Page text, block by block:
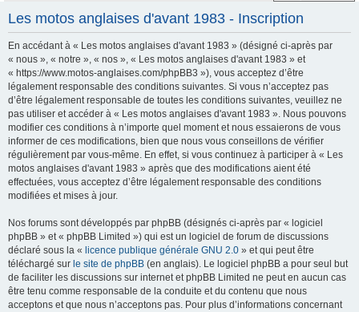
Les motos anglaises d'avant 1983 - Inscription
En accédant à « Les motos anglaises d'avant 1983 » (désigné ci-après par
« nous », « notre », « nos », « Les motos anglaises d'avant 1983 » et
« https://www.motos-anglaises.com/phpBB3 »), vous acceptez d’être
légalement responsable des conditions suivantes. Si vous n’acceptez pas
d’être légalement responsable de toutes les conditions suivantes, veuillez ne
pas utiliser et accéder à « Les motos anglaises d'avant 1983 ». Nous pouvons
modifier ces conditions à n’importe quel moment et nous essaierons de vous
informer de ces modifications, bien que nous vous conseillons de vérifier
régulièrement par vous-même. En effet, si vous continuez à participer à « Les
motos anglaises d'avant 1983 » après que des modifications aient été
effectuées, vous acceptez d’être légalement responsable des conditions
modifiées et mises à jour.
Nos forums sont développés par phpBB (désignés ci-après par « logiciel
phpBB » et « phpBB Limited ») qui est un logiciel de forum de discussions
déclaré sous la « licence publique générale GNU 2.0 » et qui peut être
téléchargé sur le site de phpBB (en anglais). Le logiciel phpBB a pour seul but
de faciliter les discussions sur internet et phpBB Limited ne peut en aucun cas
être tenu comme responsable de la conduite et du contenu que nous
acceptons et que nous n’acceptons pas. Pour plus d’informations concernant